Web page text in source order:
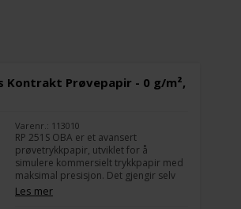
Kontrakt Prøvepapir - 0 g/m²,
Varenr.: 113010
RP 251S OBA er et avansert
prøvetrykkpapir, utviklet for å
simulere kommersielt trykkpapir med
maksimal presisjon. Det gjengir selv
de fineste skyggforløp og detaljer i
prepress-fasen og er ideelt for
Les mer